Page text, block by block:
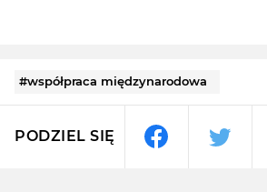
#współpraca międzynarodowa
PODZIEL SIĘ